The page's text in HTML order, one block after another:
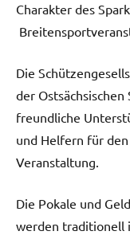
Charakter des
Die
der Ostsächsischen
freundliche
und Helfern für
Veranstaltung.
Die Pokale und
werden traditionell